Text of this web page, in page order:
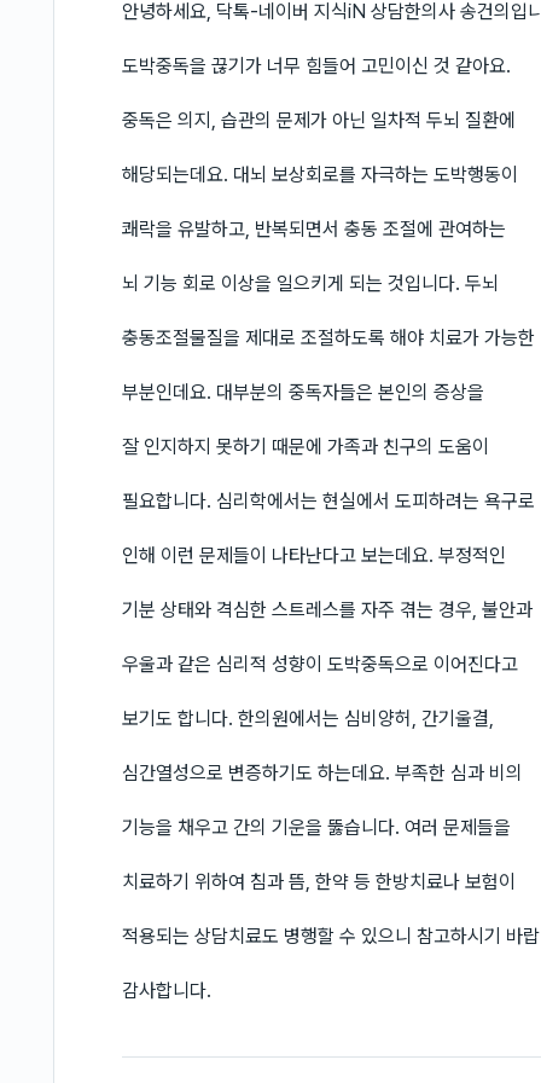
안녕하세요, 닥톡-네이버 지식iN 상담한의사 송건의입
도박중독을 끊기가 너무 힘들어 고민이신 것 같아요.
중독은 의지, 습관의 문제가 아닌 일차적 두뇌 질환에
해당되는데요. 대뇌 보상회로를 자극하는 도박행동이
쾌락을 유발하고, 반복되면서 충동 조절에 관여하는
뇌 기능 회로 이상을 일으키게 되는 것입니다. 두뇌
충동조절물질을 제대로 조절하도록 해야 치료가 가능한
부분인데요. 대부분의 중독자들은 본인의 증상을
잘 인지하지 못하기 때문에 가족과 친구의 도움이
필요합니다. 심리학에서는 현실에서 도피하려는 욕구로
인해 이런 문제들이 나타난다고 보는데요. 부정적인
기분 상태와 격심한 스트레스를 자주 겪는 경우, 불안과
우울과 같은 심리적 성향이 도박중독으로 이어진다고
보기도 합니다. 한의원에서는 심비양허, 간기울결,
심간열성으로 변증하기도 하는데요. 부족한 심과 비의
기능을 채우고 간의 기운을 뚫습니다. 여러 문제들을
치료하기 위하여 침과 뜸, 한약 등 한방치료나 보험이
적용되는 상담치료도 병행할 수 있으니 참고하시기 바
감사합니다.